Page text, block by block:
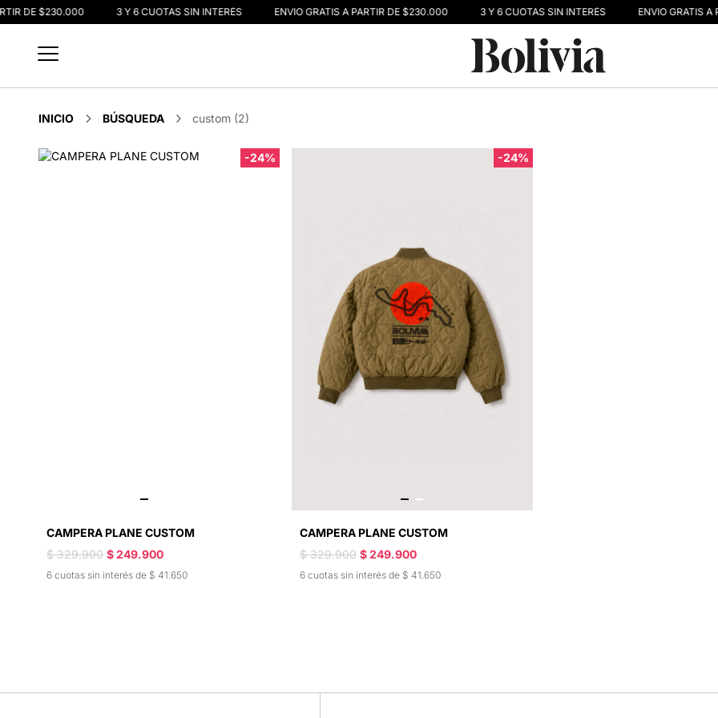
DE $230.000 3 Y 6 CUOTAS SIN INTERÉS ENVIO GRATIS A PARTIR DE $230.000 3 Y 6 CUOTAS SIN INTERÉS ENVIO GRATIS
INICIO BÚSQUEDA custom (2)
-24%
CAMPERA PLANE CUSTOM
$ 329.900 $ 249.900
6 cuotas sin interés de $ 41.650
-24%
CAMPERA PLANE CUSTOM
$ 329.900 $ 249.900
6 cuotas sin interés de $ 41.650